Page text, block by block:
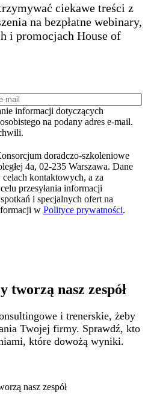
ciekawe treści z
na bezpłatne webinary,
i promocjach House of
informacji dotyczących
na podany adres e-mail.
doradczo-szkoleniowe
4a, 02-235 Warszawa. Dane
kontaktowych, a za
przesyłania informacji
i specjalnych ofert na
w Polityce prywatności.
tworzą nasz zespół
i trenerskie, żeby
Twojej firmy. Sprawdź, kto
które dowożą wyniki.